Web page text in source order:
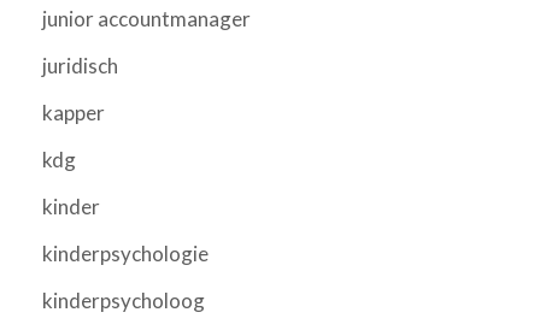
junior accountmanager
juridisch
kapper
kdg
kinder
kinderpsychologie
kinderpsycholoog